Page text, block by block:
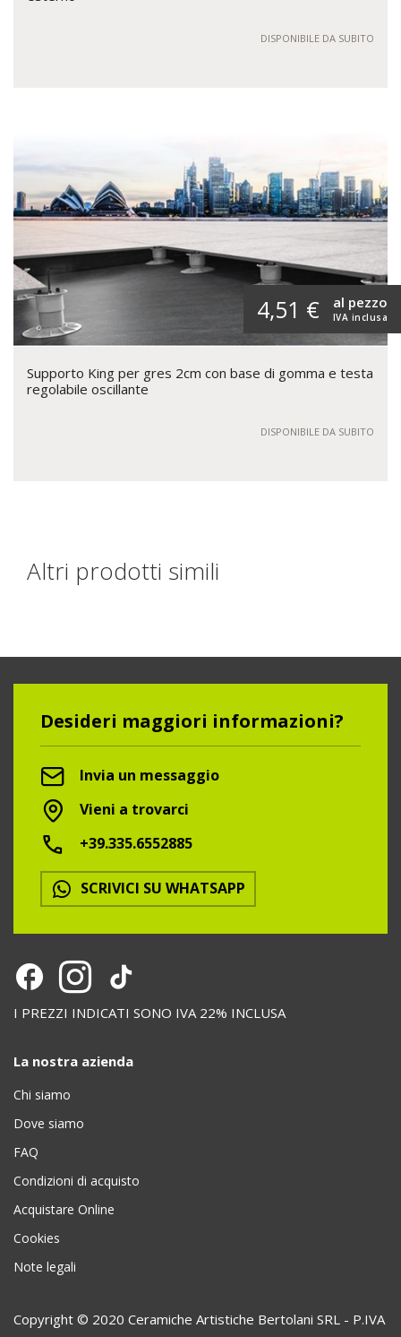
DISPONIBILE DA SUBITO
4,51 € IVA inclusa
al pezzo
Supporto King per gres 2cm con base di gomma e testa
regolabile oscillante
DISPONIBILE DA SUBITO
Altri prodotti simili
Desideri maggiori informazioni?
Invia un messaggio
Vieni a trovarci
+39.335.6552885
SCRIVICI SU WHATSAPP
I PREZZI INDICATI SONO IVA 22% INCLUSA
La nostra azienda
Chi siamo
Dove siamo
FAQ
Condizioni di acquisto
Acquistare Online
Cookies
Note legali
Copyright © 2020 Ceramiche Artistiche Bertolani SRL - P.IVA